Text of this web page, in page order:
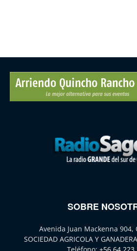
SOBRE
Avenida Juan Mackenna 904,
SOCIEDAD AGRICOLA Y
Teléfono: +56 64 223